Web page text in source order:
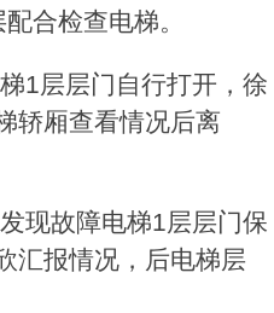
合检查电梯。
1层层门自行打开，徐
轿厢查看情况后离
现故障电梯1层层门保
汇报情况，后电梯层